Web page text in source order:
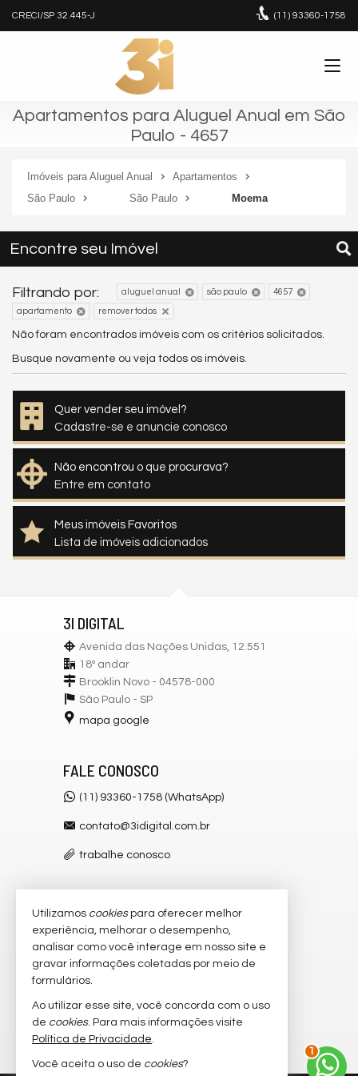
CRECI/SP 32.445-J (11) 93360-1758
Apartamentos para Aluguel Anual em São
Paulo - 4657
Imóveis para Aluguel Anual
Apartamentos
São Paulo
São Paulo Moema
Encontre seu Imóvel
Filtrando por: aluguel anual são paulo 4657
apartamento remover todos
Não foram encontrados imóveis com os critérios solicitados.
Busque novamente ou veja todos os imóveis.
Quer vender seu imóvel?
Cadastre-se e anuncie conosco
Não encontrou o que procurava?
Entre em contato
Meus imóveis Favoritos
Lista de imóveis adicionados
3I DIGITAL
Avenida das Nações Unidas, 12.551
18º andar
Brooklin Novo - 04578-000
São Paulo - SP
mapa google
FALE CONOSCO
(11) 93360-1758 (WhatsApp)
contato@3idigital.com.br
trabalhe conosco
VEJA MAIS
receba nosso newsletter
imóveis favoritos
mapa de imóveis
1
Utilizamos cookiespara oferecer melhor
experiência, melhorar o desempenho,
analisar como você interage em nosso site e
gravar informações coletadas por meio de
formulários.
Ao utilizar esse site, você concorda com o uso
de cookies. Para mais informações visite
Política de Privacidade.
Você aceita o uso de cookies?